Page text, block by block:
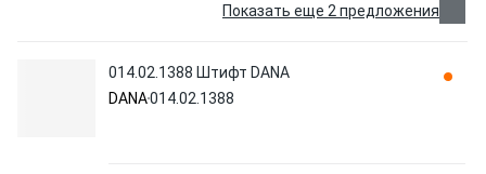
Показать еще 2 предложения
014.02.1388 Штифт DANA
DANA014.02.1388